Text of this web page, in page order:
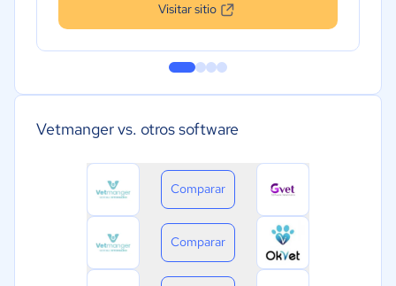
Visitar sitio
Vetmanger vs. otros software
Comparar
Comparar